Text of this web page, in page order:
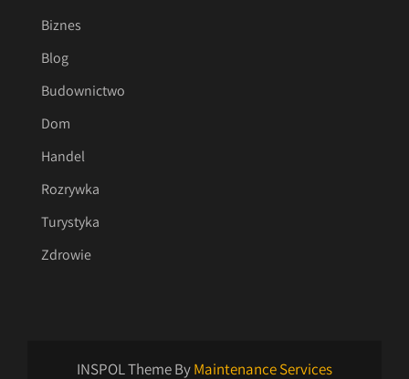
Biznes
Blog
Budownictwo
Dom
Handel
Rozrywka
Turystyka
Zdrowie
INSPOL Theme ByMaintenance Services